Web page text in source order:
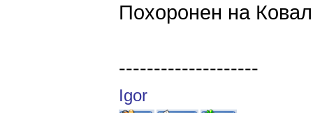
Похоронен на
--------------------
Igor